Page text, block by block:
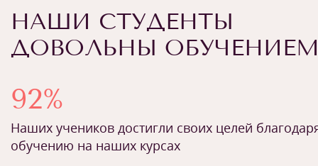
НАШИ СТУДЕНТЫ
ДОВОЛЬНЫ
92%
Наших учеников достигли своих целей
обучению на наших курсах